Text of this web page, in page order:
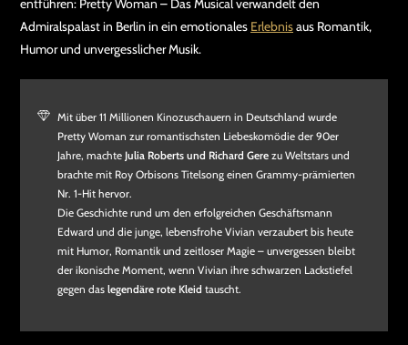
entführen: Pretty Woman – Das Musical verwandelt den
Admiralspalast in Berlin in ein emotionales Erlebnisaus Romantik,
Humor und unvergesslicher Musik.
Mit über 11 Millionen Kinozuschauern in Deutschland wurde
Pretty Woman zur romantischsten Liebeskomödie der 90er
Jahre, machte Julia Roberts und Richard Gere zu Weltstars und
brachte mit Roy Orbisons Titelsong einen Grammy-prämierten
Nr. 1-Hit hervor.
Die Geschichte rund um den erfolgreichen Geschäftsmann
Edward und die junge, lebensfrohe Vivian verzaubert bis heute
mit Humor, Romantik und zeitloser Magie – unvergessen bleibt
der ikonische Moment, wenn Vivian ihre schwarzen Lackstiefel
gegen das legendäre rote Kleid tauscht.